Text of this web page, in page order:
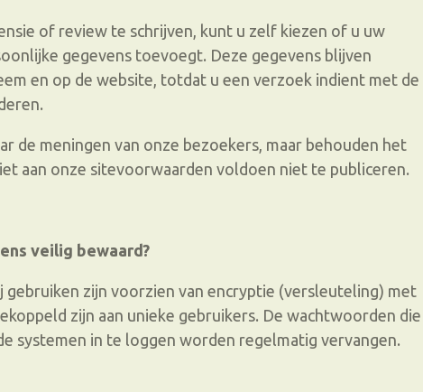
of review te schrijven, kunt u zelf kiezen of u uw
gegevens toevoegt. Deze gegevens blijven
en op de website, totdat u een verzoek indient met de
de meningen van onze bezoekers, maar behouden het
aan onze sitevoorwaarden voldoen niet te publiceren.
veilig bewaard?
gebruiken zijn voorzien van encryptie (versleuteling) met
zijn aan unieke gebruikers. De wachtwoorden die
systemen in te loggen worden regelmatig vervangen.